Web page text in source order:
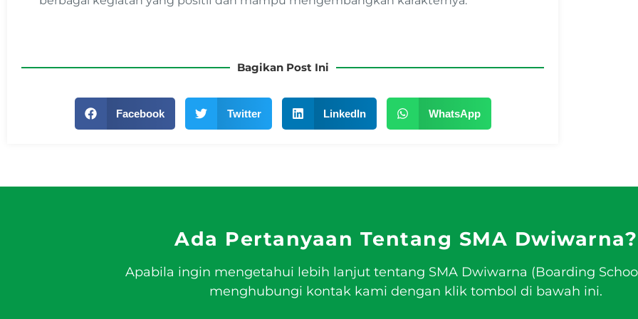
Bagikan Post Ini
Facebook Twitter LinkedIn WhatsApp
Ada Pertanyaan Tentang SMA Dwiwarna?
Apabila ingin mengetahui lebih lanjut tentang SMA Dwiwarna (Boarding
menghubungi kontak kami dengan klik tombol di bawah ini.